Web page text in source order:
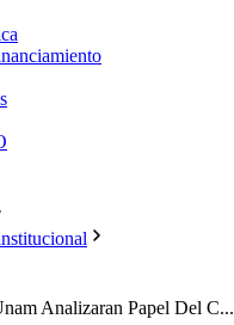
Analizaran Papel Del C...